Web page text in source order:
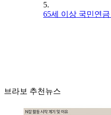
5.
65세 이상 국민연금
브라보 추천뉴스